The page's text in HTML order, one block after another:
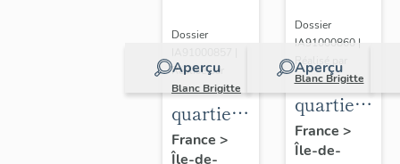
Denis
Aperçu
Dossier
Réalisé par
Blanc Brigitte
quartier
de
France >
Île-de-
Aperçu
Dossier
IA91000860 |
Réalisé par
Blanc Brigitte
quartier
des
bords de
France >
Île-de-